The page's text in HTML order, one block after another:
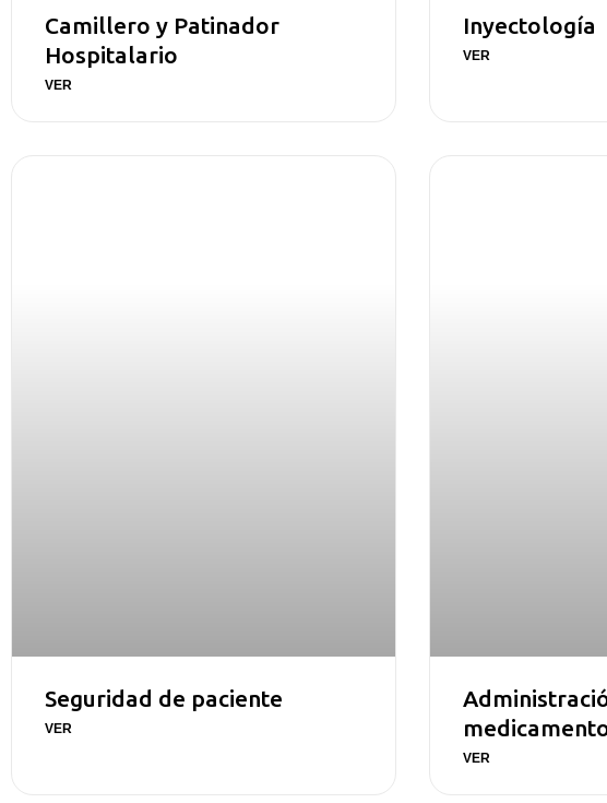
Camillero y Patinador
Hospitalario
VER
Inyectología
VER
Seguridad de paciente
VER
VER